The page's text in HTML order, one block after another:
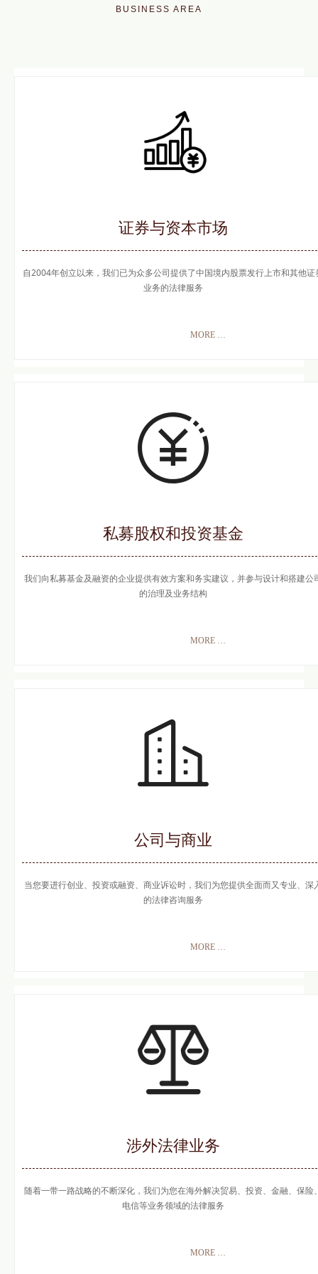
自2004年创立以来，我们已为众多公司提供了中国境内股票发行上市和其他证
业务的法律服务
证券与资本市场
MORE
我们向私募基金及融资的企业提供有效方案和务实建议，并参与设计和搭建公
的治理及业务结构
私募股权和投资基金
MORE
当您要进行创业、投资或融资、商业诉讼时，我们为您提供全面而又专业、深
的法律咨询服务
公司与商业
MORE
随着一带一路战略的不断深化，我们为您在海外解决贸易、投资、金融、保险
电信等业务领域的法律服务
涉外法律业务
MORE
BUSINESS AREA